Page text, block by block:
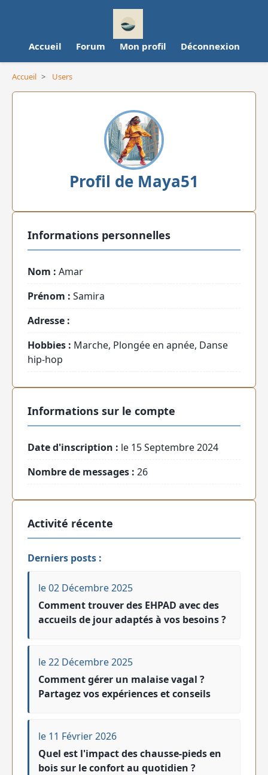
Accueil Forum Mon profil Déconnexion
Accueil > Users
Profil de Maya51
Informations personnelles
Nom : Amar
Prénom : Samira
Adresse :
Hobbies : Marche, Plongée en apnée, Danse
hip-hop
Informations sur le compte
Date d'inscription : le 15 Septembre 2024
Nombre de messages : 26
Activité récente
Derniers posts :
le 02 Décembre 2025
Comment trouver des EHPAD avec des
accueils de jour adaptés à vos besoins ?
le 22 Décembre 2025
Comment gérer un malaise vagal ?
Partagez vos expériences et conseils
le 11 Février 2026
Quel est l'impact des chausse-pieds en
bois sur le confort au quotidien ?